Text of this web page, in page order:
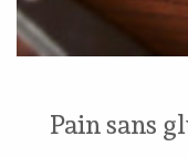
Pain sans